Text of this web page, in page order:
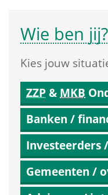
Wie ben jij?
Kies jouw
ZZP & MKB
Banken /
Investeerders
Gemeenten /